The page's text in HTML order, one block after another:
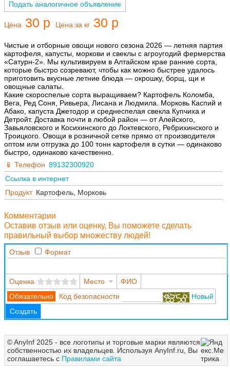
Подать аналогичное объявление
Цена 30 р Цена за кг 30 р
Чистые и отборные овощи нового сезона 2026 — летняя партия
картофеля, капусты, моркови и свеклы с агроугодий фермерства
«Сатурн-2». Мы культивируем в Алтайском крае ранние сорта,
которые быстро созревают, чтобы как можно быстрее удалось
приготовить вкусные летние блюда — окрошку, борщ, щи и
овощные салаты.
Какие скороспелые сорта выращиваем? Картофель Коломба,
Вега, Ред Соня, Ривьера, Лисана и Людмила. Морковь Каспий и
Абако, капуста Джетодор и среднеспелая свекла Купчиха и
Детройт. Доставка почти в любой район — от Алейского,
Завьяловского и Косихинского до Локтевского, Ребрихинского и
Троицкого. Овощи в розничной сетке прямо от производителя
оптом или отгрузка до 100 тонн картофеля в сутки — одинаково
быстро, одинаково качественно.
Телефон 89132300920
Ссылка в интернет
Продукт Картофель, Морковь
Комментарии
Оставив отзыв или оценку, Вы поможете сделать
правильный выбор множеству людей!
Отзыв Формат
Оценка Место
ФИО
Код безопасности
Новый
Создать
© AnyInf 2025 - все логотипы и торговые марки являются
собственностью их владельцев. Используя AnyInf.ru, Вы
соглашаетесь с Правилами сайта